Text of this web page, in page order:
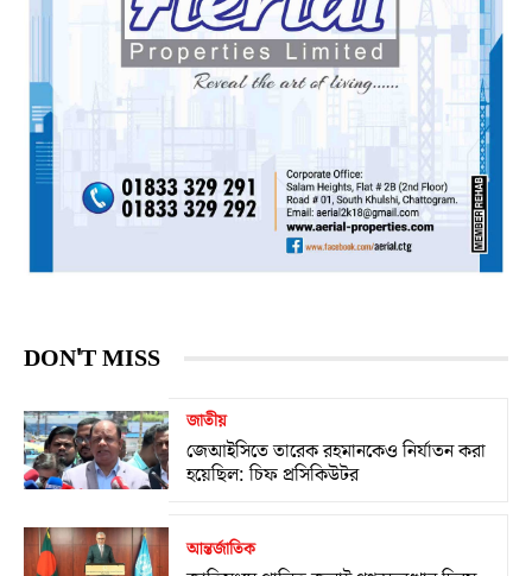
DON'T MISS
জাতীয়
জেআইসিতে তারেক রহমানকেও নির্যাতন করা
হয়েছিল: চিফ প্রসিকিউটর
আন্তর্জাতিক